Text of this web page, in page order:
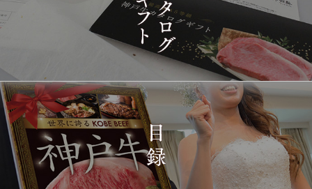
2026-
14:10:00
兵庫県
[家庭用] A5等級神戸牛
シャトーブリアンステー
キ 150ｇ(1枚)
2026-
12:23:00
東京都
神戸牛ギフトセット 1万
5千円 焼肉（肩ロース・
プレミアムもも）650g
1439
2026-
03-15
08:48:00
神戸牛カタログギフト
１万円
1440
2026-
03-14
22:21:00
大分県
神戸牛 食べ比べお重 二
段